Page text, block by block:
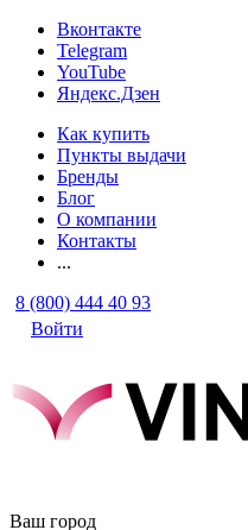
Вконтакте
Telegram
YouTube
Яндекс.Дзен
Как купить
Пункты выдачи
Бренды
Блог
О компании
Контакты
...
8 (800) 444 40 93
Войти
Ваш город